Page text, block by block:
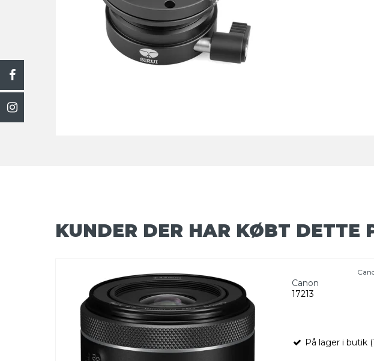
KUNDER DER HAR KØBT DETTE
Canon
17213
På lager i butik